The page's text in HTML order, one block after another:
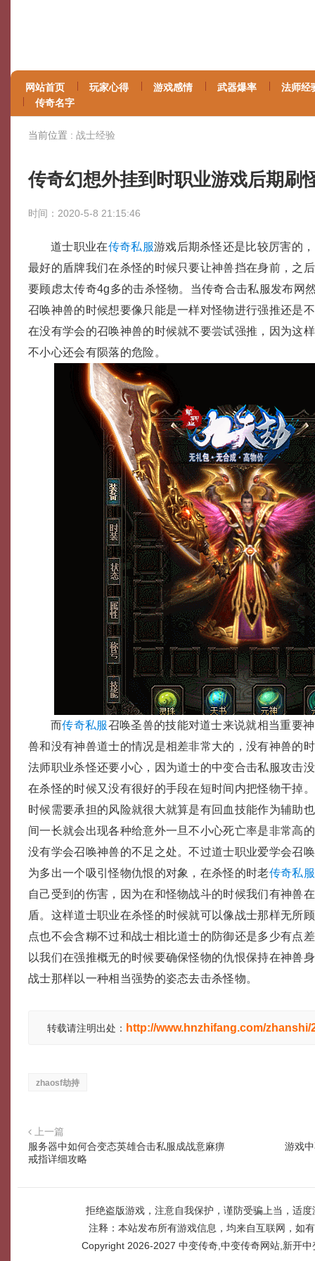
网站首页 玩家心得 游戏感情 武器爆率
法师经
传奇名字
当前位置 : 战士经验
传奇幻想外挂到时职业游戏后期刷
时间：2020-5-8 21:15:46
道士职业在传奇私服游戏后期杀怪还是比较厉害的
最好的盾牌我们在杀怪的时候只要让神兽挡在身前，之
要顾虑太传奇4g多的击杀怪物。当传奇合击私服发布网
召唤神兽的时候想要像只能是一样对怪物进行强推还是
在没有学会的召唤神兽的时候就不要尝试强推，因为这
不小心还会有陨落的危险。
而传奇私服召唤圣兽的技能对道士来说就相当重要
兽和没有神兽道士的情况是相差非常大的，没有神兽的
法师职业杀怪还要小心，因为道士的中变合击私服攻击
在杀怪的时候又没有很好的手段在短时间内把怪物干掉
时候需要承担的风险就很大就算是有回血技能作为辅助
间一长就会出现各种给意外一旦不小心死亡率是非常高
没有学会召唤神兽的不足之处。不过道士职业爱学会召
为多出一个吸引怪物仇恨的对象，在杀怪的时老传奇私服
自己受到的伤害，因为在和怪物战斗的时候我们有神兽
盾。这样道士职业在杀怪的时候就可以像战士那样无所
点也不会含糊不过和战士相比道士的防御还是多少有点
以我们在强推概无的时候要确保怪物的仇恨保持在神兽
战士那样以一种相当强势的姿态去击杀怪物。
转载请注明出处： http://www.hnzhifang.com/zhanshi/
zhaosf劫持
上一篇
服务器中如何合变态英雄合击私服成战意麻痹
戒指详细攻略
游戏
拒绝盗版游戏，注意自我保护，谨防受骗上当，适
注释：本站发布所有游戏信息，均来自互联网，如
Copyright 2026-2027 中变传奇,中变传奇网站,新开